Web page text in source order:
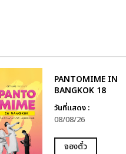
PANTOMIME IN
BANGKOK 18
วันที่แสดง :
08/08/26
จองตั๋ว